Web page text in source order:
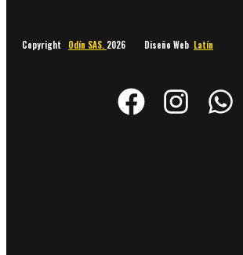
Copyright Odín SAS. 2026 Diseño Web Latín